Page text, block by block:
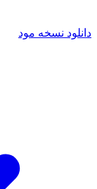
دانلود نسخه مود